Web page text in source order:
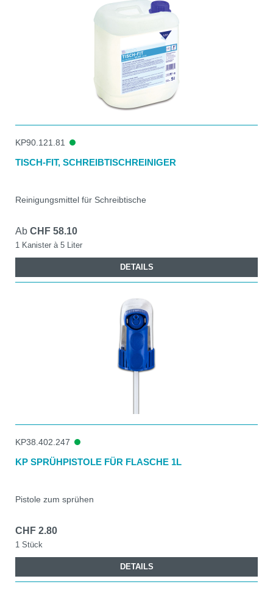
KP90.121.81
TISCH-FIT, SCHREIBTISCHREINIGER
Reinigungsmittel für Schreibtische
Ab CHF 58.10
1 Kanister à 5 Liter
DETAILS
KP38.402.247
KP SPRÜHPISTOLE FÜR FLASCHE 1L
Pistole zum sprühen
CHF 2.80
1 Stück
DETAILS